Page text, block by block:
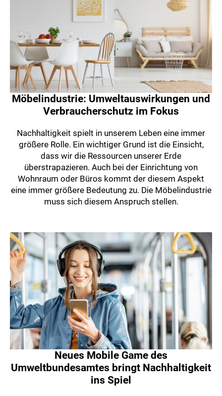
Möbelindustrie: Umweltauswirkungen und
Verbraucherschutz im Fokus
Nachhaltigkeit spielt in unserem Leben eine immer
größere Rolle. Ein wichtiger Grund ist die Einsicht,
dass wir die Ressourcen unserer Erde
überstrapazieren. Auch bei der Einrichtung von
Wohnraum oder Büros kommt der diesem Aspekt
eine immer größere Bedeutung zu. Die Möbelindustrie
muss sich diesem Anspruch stellen.
Neues Mobile Game des
Umweltbundesamtes bringt Nachhaltigkeit
ins Spiel